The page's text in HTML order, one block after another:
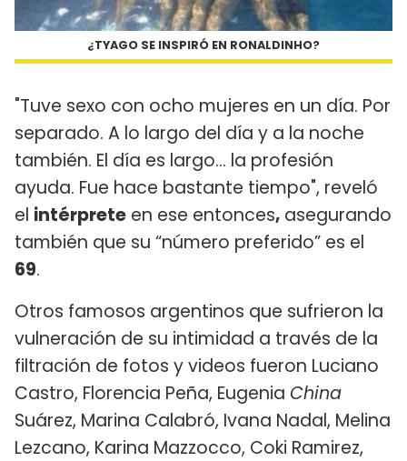
¿TYAGO SE INSPIRÓ EN RONALDINHO?
"Tuve sexo con ocho mujeres en un día. Por
separado. A lo largo del día y a la noche
también. El día es largo... la profesión
ayuda. Fue hace bastante tiempo", reveló
el intérprete en ese entonces, asegurando
también que su “número preferido” es el
69.
Otros famosos argentinos que sufrieron la
vulneración de su intimidad a través de la
filtración de fotos y videos fueron Luciano
Castro, Florencia Peña, Eugenia China
Suárez, Marina Calabró, Ivana Nadal, Melina
Lezcano, Karina Mazzocco, Coki Ramirez,